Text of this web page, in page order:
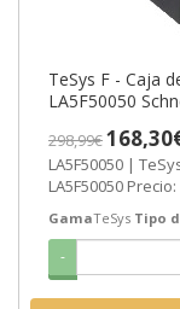
TeSys F - Caja
LA5F50050
298,99€
LA5F50050 | TeSys Cámara de arco de Schneider Electric ref.
LA5F50050
GamaTeSys Tipo
-